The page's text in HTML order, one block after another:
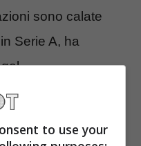
sono calate
Serie A, ha
Il
al Chelsea
to use your